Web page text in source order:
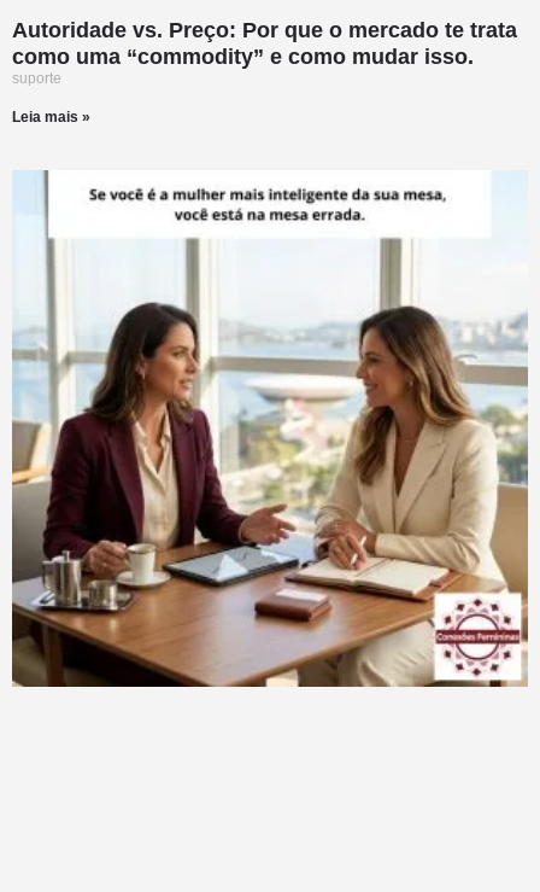
Autoridade vs. Preço: Por que o mercado te trata
como uma “commodity” e como mudar isso.
suporte
Leia mais »